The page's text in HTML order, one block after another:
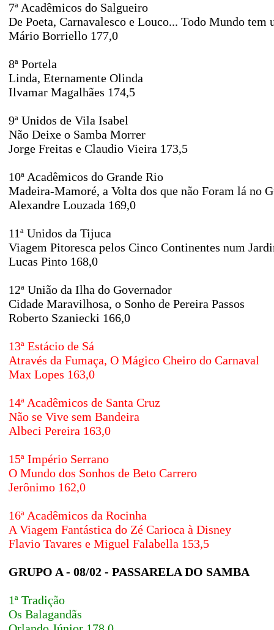
7ª Acadêmicos do Salgueiro
De Poeta, Carnavalesco e Louco... Todo Mundo tem
Mário Borriello 177,0
8ª Portela
Linda, Eternamente Olinda
Ilvamar Magalhães 174,5
9ª Unidos de Vila Isabel
Não Deixe o Samba Morrer
Jorge Freitas e Claudio Vieira 173,5
10ª Acadêmicos do Grande Rio
Madeira-Mamoré, a Volta dos que não Foram lá no
Alexandre Louzada 169,0
11ª Unidos da Tijuca
Viagem Pitoresca pelos Cinco Continentes num
Lucas Pinto 168,0
12ª União da Ilha do Governador
Cidade Maravilhosa, o Sonho de Pereira Passos
Roberto Szaniecki 166,0
13ª Estácio de Sá
Através da Fumaça, O Mágico Cheiro do Carnaval
Max Lopes 163,0
14ª Acadêmicos de Santa Cruz
Não se Vive sem Bandeira
Albeci Pereira 163,0
15ª Império Serrano
O Mundo dos Sonhos de Beto Carrero
Jerônimo 162,0
16ª Acadêmicos da Rocinha
A Viagem Fantástica do Zé Carioca à Disney
Flavio Tavares e Miguel Falabella 153,5
GRUPO A - 08/02 - PASSARELA DO SAMBA
1ª Tradição
Os Balagandãs